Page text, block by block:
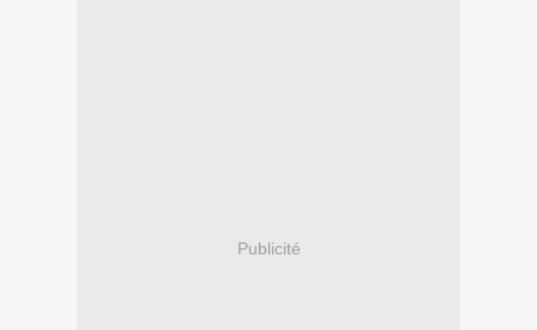
Publicité